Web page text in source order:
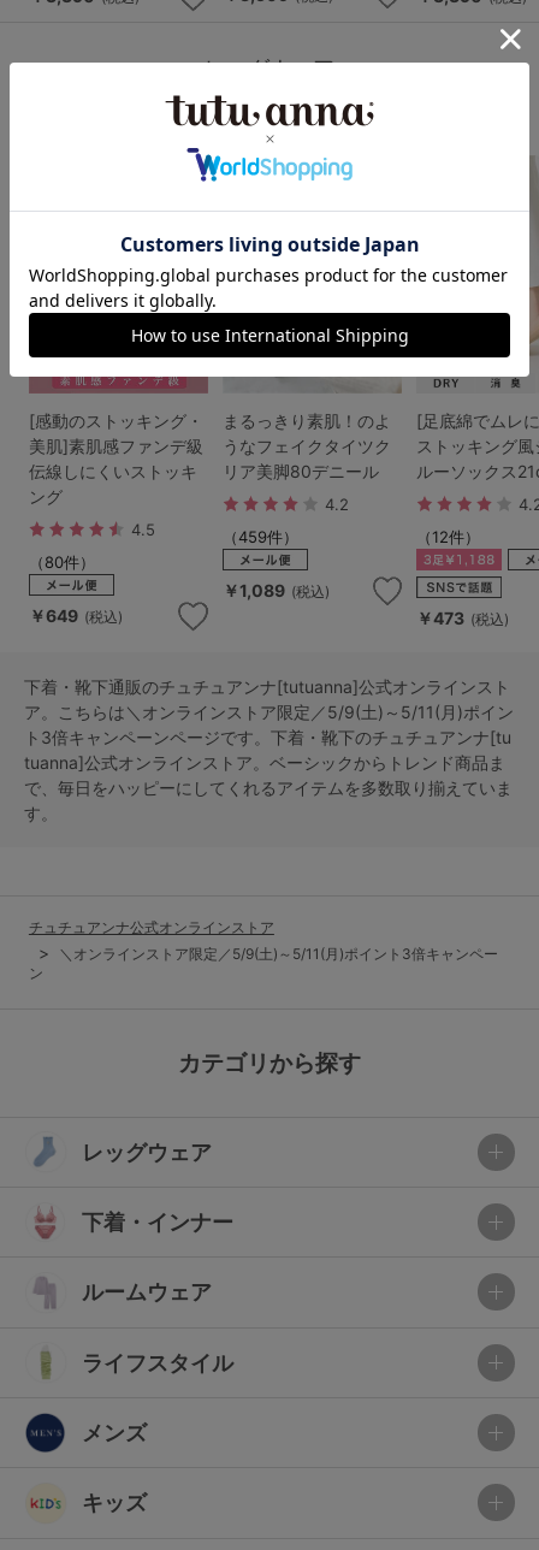
レッグウェア
[感動のストッキング・
美肌]素肌感ファンデ級
伝線しにくいストッキ
ング
4.5
（80件）
￥649 (税込)
2
まるっきり素肌！のよ
うなフェイクタイツク
リア美脚80デニール
4.2
（459件）
￥1,089 (税込)
[足底綿でムレ
ストッキング
ルーソックス
（12件）
￥473 (税込)
下着・靴下通販のチュチュアンナ[tutuanna]公式オンラインスト
ア。こちらは＼オンラインストア限定／5/9(土)～5/11(月)ポイン
ト3倍キャンペーンページです。下着・靴下のチュチュアンナ[tu
tuanna]公式オンラインストア。ベーシックからトレンド商品ま
で、毎日をハッピーにしてくれるアイテムを多数取り揃えていま
す。
チュチュアンナ公式オンラインストア
＼オンラインストア限定／5/9(土)～5/11(月)ポイント3倍キャンペー
ン
カテゴリから探す
レッグウェア
下着・インナー
ルームウェア
ライフスタイル
メンズ
キッズ